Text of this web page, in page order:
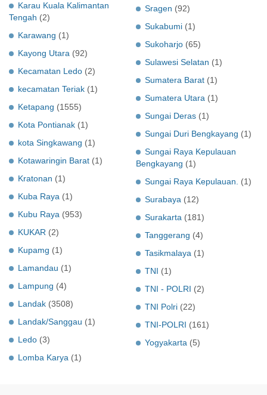
Karau Kuala Kalimantan
Tengah (2)
Karawang (1)
Kayong Utara (92)
Kecamatan Ledo (2)
kecamatan Teriak (1)
Ketapang (1555)
Kota Pontianak (1)
kota Singkawang (1)
Kotawaringin Barat (1)
Kratonan (1)
Kuba Raya (1)
Kubu Raya (953)
KUKAR (2)
Kupamg (1)
Lamandau (1)
Lampung (4)
Landak (3508)
Landak/Sanggau (1)
Ledo (3)
Lomba Karya (1)
Sragen (92)
Sukabumi (1)
Sukoharjo (65)
Sulawesi Selatan (1)
Sumatera Barat (1)
Sumatera Utara (1)
Sungai Deras (1)
Sungai Duri Bengkayang (1)
Sungai Raya Kepulauan
Bengkayang (1)
Sungai Raya Kepulauan.
(1)
Surabaya (12)
Surakarta (181)
Tanggerang (4)
Tasikmalaya (1)
TNI (1)
TNI - POLRI (2)
TNI Polri (22)
TNI-POLRI (161)
Yogyakarta (5)